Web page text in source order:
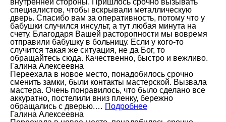
внутренней стороны. Пришлось срочно вызывать
специалистов, чтобы вскрывали металлическую
дверь. Спасибо вам за оперативность, потому что у
бабушки случился инсульт, а тут любая минута на
счету. Благодаря Вашей расторопности мы вовремя
отправили бабушку в больницу. Если у кого-то
случится такая же ситуация, не да Бог, то
обращайтесь сюда. Качественно, быстро и вежливо.
Галина Алексеевна
Переехала в новое место, понадобилось срочно
сменить замки, были контакты мастерской. Вызвала
мастера. Очень понравилось, что было сделано все
аккуратно, постелили вниз пленку, бережно
обращались с дверью.… Подробнее
Галина Алексеевна